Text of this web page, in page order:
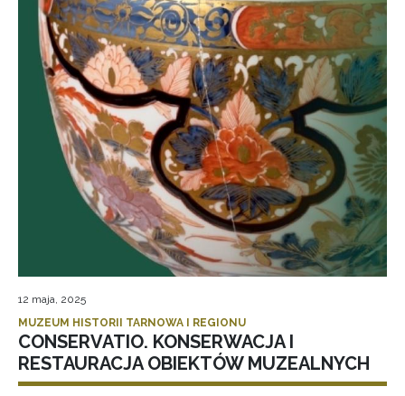
12 maja, 2025
MUZEUM HISTORII TARNOWA I REGIONU
CONSERVATIO. KONSERWACJA I
RESTAURACJA OBIEKTÓW MUZEALNYCH